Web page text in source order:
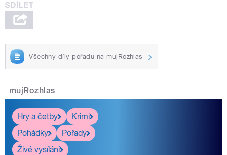
Všechny díly pořadu na mujRozhlas
mujRozhlas
Hry a četby
Krimi
Pohádky
Pořady
Živé vysílání